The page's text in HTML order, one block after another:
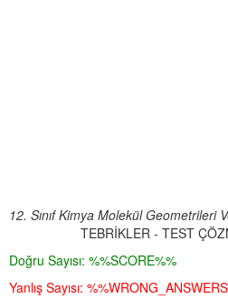
12. Sınıf Kimya Molekül Geometrileri
TEBRİKLER - TEST
Doğru Sayısı: %%SCORE%%
Yanlış Sayısı: